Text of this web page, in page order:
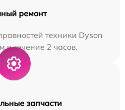
ремонт
техники Dyson
в течение 2 часов.
запчасти